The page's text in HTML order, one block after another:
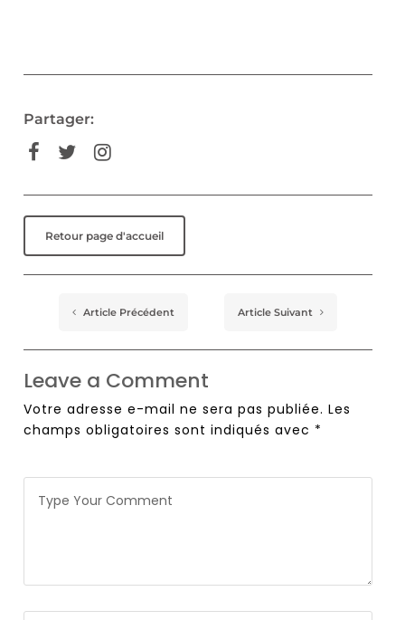
Partager:
Retour page d'accueil
Article Précédent Article Suivant
Leave a Comment
Votre adresse e-mail ne sera pas publiée. Les
champs obligatoires sont indiqués avec *